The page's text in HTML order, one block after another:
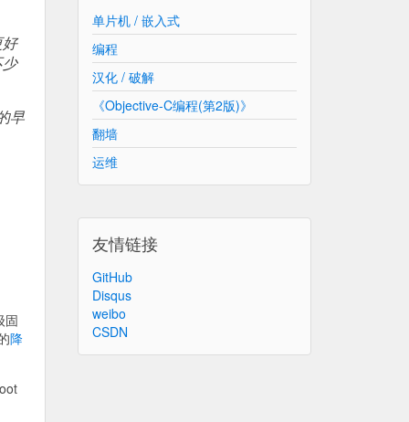
早
固
降
单片机 / 嵌入式
编程
汉化 / 破解
《Objective-C编程(第2版)》
翻墙
运维
友情链接
GitHub
Disqus
weibo
CSDN